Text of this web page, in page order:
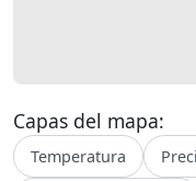
Capas del mapa:
Temperatura